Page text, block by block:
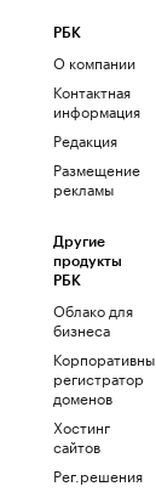
РБК
О компании
Контактная
информация
Редакция
Размещение
рекламы
Другие
продукты
РБК
Облако для
бизнеса
регистратор
доменов
Хостинг
сайтов
Рег.решения